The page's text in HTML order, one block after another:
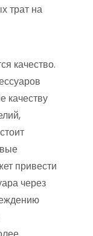
трат на
качество.
качеству
привести
через